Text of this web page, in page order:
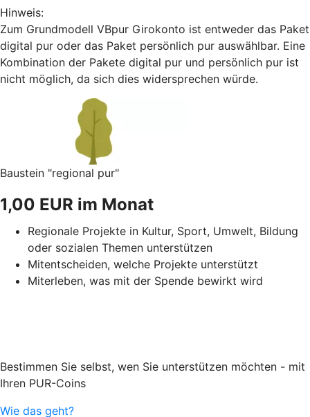
Hinweis:
Zum Grundmodell VBpur Girokonto ist entweder das Paket
digital pur oder das Paket persönlich pur auswählbar. Eine
Kombination der Pakete digital pur und persönlich pur ist
nicht möglich, da sich dies widersprechen würde.
Baustein "regional pur"
1,00 EUR im Monat
Regionale Projekte in Kultur, Sport, Umwelt, Bildung
oder sozialen Themen unterstützen
Mitentscheiden, welche Projekte unterstützt
Miterleben, was mit der Spende bewirkt wird
Bestimmen Sie selbst, wen Sie unterstützen möchten - mit
Ihren PUR-Coins
Wie das geht?